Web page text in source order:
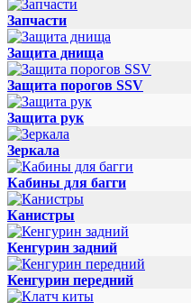
Запчасти
Защита днища
Защита порогов SSV
Защита рук
Зеркала
Кабины для багги
Канистры
Кенгурин задний
Кенгурин передний